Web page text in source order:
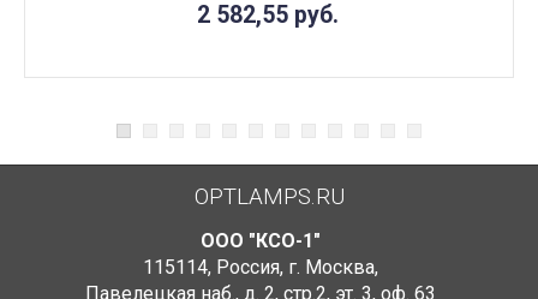
2 582,55 руб.
OPTLAMPS.RU
ООО "КСО-1"
115114, Россия, г. Москва,
Павелецкая наб., д. 2, стр.2, эт. 3, оф. 63